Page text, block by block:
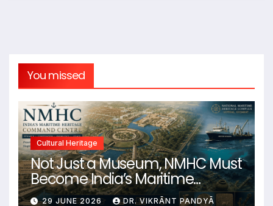
You missed
Cultural Heritage
Not Just a Museum, NMHC Must
Become India’s Maritime
Heritage Command Centre
29 JUNE 2026 DR. VIKRĀNT PANDYĀ